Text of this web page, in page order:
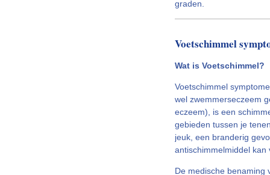
graden.
Voetschimmel
Wat is Voetschimmel?
Voetschimmel
wel zwemmerseczeem
eczeem), is een
gebieden tussen je
jeuk, een branderig
antischimmelmiddel
De medische benaming